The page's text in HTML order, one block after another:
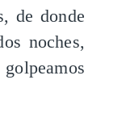
de donde
noches,